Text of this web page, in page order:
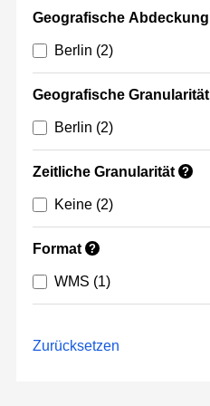
Geografische Abdeckung
Berlin (2)
Geografische Granularität
Berlin (2)
Zeitliche Granularität ?
Keine (2)
Format ?
WMS (1)
Zurücksetzen